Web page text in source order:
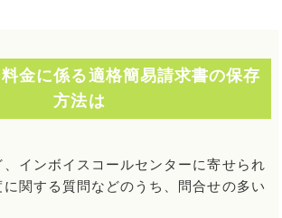
金に係る適格簡易請求書の保存
方法は
、インボイスコールセンターに寄せられ
関する質問などのうち、問合せの多い